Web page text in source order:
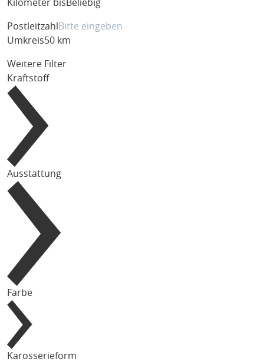
Kilometer bis Beliebig
Postleitzahl
Umkreis50 km
Weitere Filter
Kraftstoff
Ausstattung
Farbe
Karosserieform